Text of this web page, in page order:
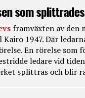
som splittrades
framväxten av den
1947. Där
En rörelse som
ledare vid
splittras och blir